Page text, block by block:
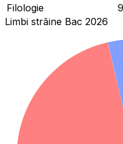
Filologie
Limbi străine Bac 2026